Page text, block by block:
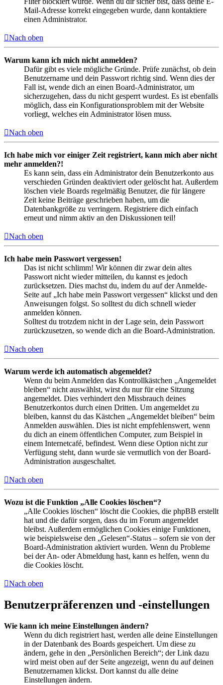
Mail-Adresse korrekt eingegeben wurde, dann kontaktiere
einen Administrator.
Nach oben
Warum kann ich mich nicht anmelden?
Dafür gibt es viele mögliche Gründe. Prüfe zunächst, ob dein
Benutzername und dein Passwort richtig sind. Wenn dies der
Fall ist, wende dich an einen Board-Administrator, um
sicherzugehen, dass du nicht gesperrt wurdest. Es ist ebenfalls
möglich, dass ein Konfigurationsproblem mit der Website
vorliegt, welches ein Administrator lösen muss.
Nach oben
Ich habe mich vor einiger Zeit registriert, kann mich aber nicht
mehr anmelden?!
Es kann sein, dass ein Administrator dein Benutzerkonto aus
verschieden Gründen deaktiviert oder gelöscht hat. Außerdem
löschen viele Boards regelmäßig Benutzer, die für längere
Zeit keine Beiträge geschrieben haben, um die
Datenbankgröße zu verringern. Registriere dich einfach
erneut und nimm aktiv an den Diskussionen teil!
Nach oben
Ich habe mein Passwort vergessen!
Das ist nicht schlimm! Wir können dir zwar dein altes
Passwort nicht wieder mitteilen, du kannst es jedoch
zurücksetzen. Dies machst du, indem du auf der Anmelde-
Seite auf „Ich habe mein Passwort vergessen“ klickst und den
Anweisungen folgst. So solltest du dich schnell wieder
anmelden können.
Solltest du trotzdem nicht in der Lage sein, dein Passwort
zurückzusetzen, so wende dich an die Board-Administration.
Nach oben
Warum werde ich automatisch abgemeldet?
Wenn du beim Anmelden das Kontrollkästchen „Angemeldet
bleiben“ nicht auswählst, wirst du nur für eine Sitzung
angemeldet. Dies verhindert den Missbrauch deines
Benutzerkontos durch einen Dritten. Um angemeldet zu
bleiben, kannst du das Kästchen „Angemeldet bleiben“ beim
Anmelden auswählen. Dies ist nicht empfehlenswert, wenn
du dich an einem öffentlichen Computer, zum Beispiel in
einem Internetcafé, befindest. Wenn diese Option nicht zur
Verfügung steht, dann wurde sie vermutlich von der Board-
Administration ausgeschaltet.
Nach oben
Wozu ist die Funktion „Alle Cookies löschen“?
„Alle Cookies löschen“ löscht die Cookies, die phpBB erstellt
hat und die dafür sorgen, dass du im Forum angemeldet
bleibst. Außerdem ermöglichen Cookies einige Funktionen,
wie beispielsweise den „Gelesen“-Status – sofern sie von der
Board-Administration aktiviert wurden. Wenn du Probleme
bei der An- oder Abmeldung hast, kann es helfen, wenn du
die Cookies löscht.
Nach oben
Benutzerpräferenzen und -einstellungen
Wie kann ich meine Einstellungen ändern?
Wenn du dich registriert hast, werden alle deine Einstellungen
in der Datenbank des Boards gespeichert. Um diese zu
ändern, gehe in den „Persönlichen Bereich“; der Link dazu
wird meist oben auf der Seite angezeigt, wenn du auf deinen
Benutzernamen klickst. Dort kannst du alle deine
Einstellungen ändern.